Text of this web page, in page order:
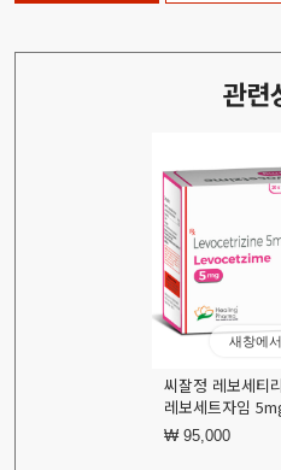
관련
새창에
씨잘정 레보세티
레보세트자임
₩ 95,000